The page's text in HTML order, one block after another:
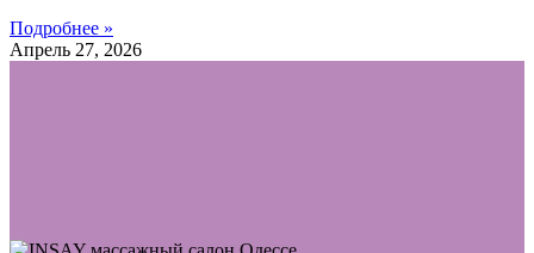
Подробнее »
Апрель 27, 2026